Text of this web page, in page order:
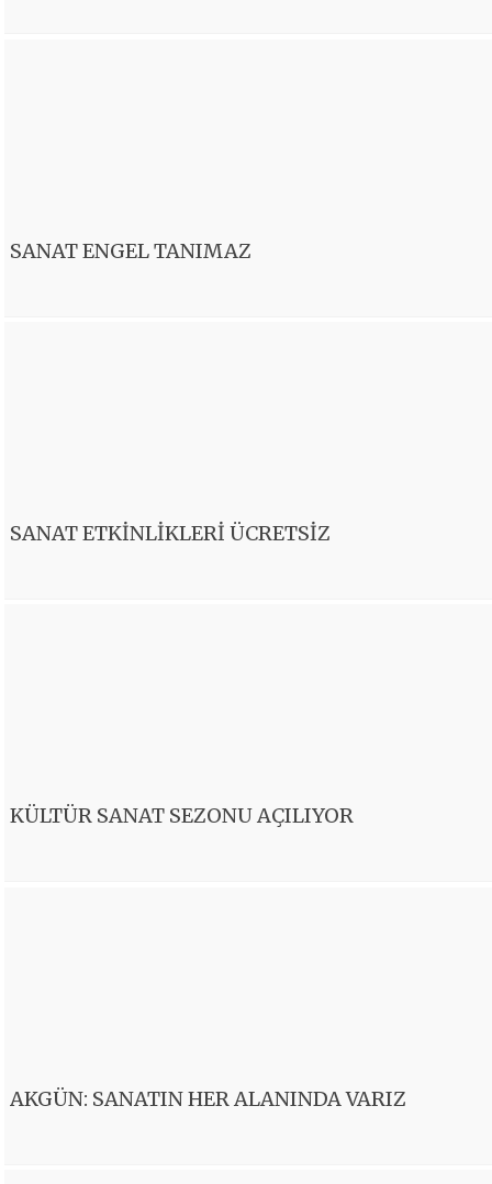
SANAT ENGEL TANIMAZ
SANAT ETKİNLİKLERİ ÜCRETSİZ
KÜLTÜR SANAT SEZONU AÇILIYOR
AKGÜN: SANATIN HER ALANINDA VARIZ